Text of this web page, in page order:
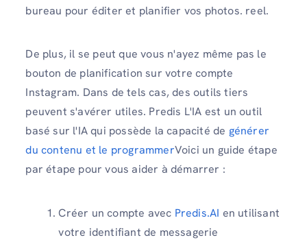
bureau pour éditer et planifier vos photos. reel.
De plus, il se peut que vous n'ayez même pas le
bouton de planification sur votre compte
Instagram. Dans de tels cas, des outils tiers
peuvent s'avérer utiles. Predis L'IA est un outil
basé sur l'IA qui possède la capacité de générer
du contenu et le programmerVoici un guide étape
par étape pour vous aider à démarrer :
Créer un compte avec Predis.AI en utilisant
votre identifiant de messagerie